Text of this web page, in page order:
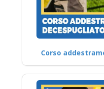
Corso